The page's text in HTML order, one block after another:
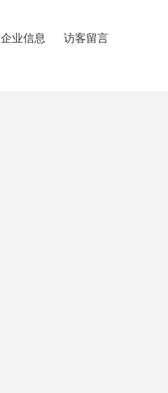
企业信息 访客留言